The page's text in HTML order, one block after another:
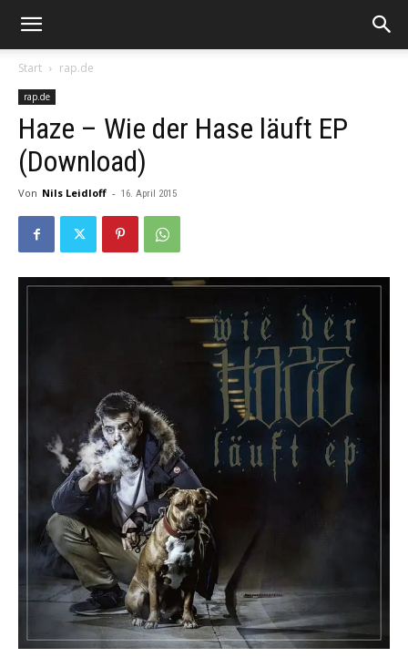
Start rap.de
rap.de
Haze – Wie der Hase läuft EP
(Download)
Von Nils Leidloff - 16. April 2015